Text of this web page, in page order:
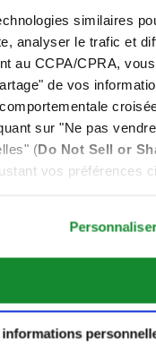
similaires
analyser le trafic et
au CCPA/CPRA,
de vos
sur "Ne pas
(Do Not Sell or
vos préférences